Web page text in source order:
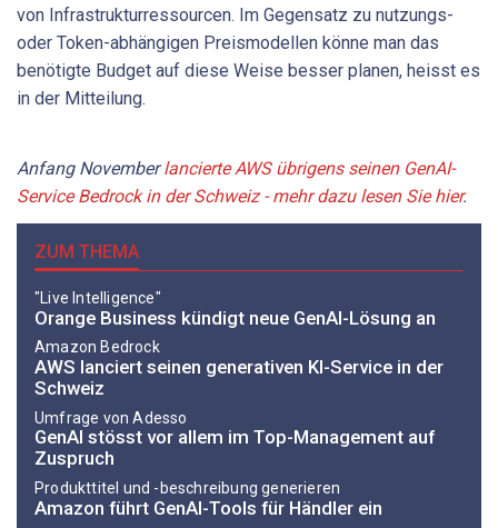
von Infrastrukturressourcen. Im Gegensatz zu nutzungs-
oder Token-abhängigen Preismodellen könne man das
benötigte Budget auf diese Weise besser planen, heisst es
in der Mitteilung.
Anfang Novemberlancierte AWS übrigens seinen GenAI-
Service Bedrock in der Schweiz - mehr dazu lesen Sie hier.
ZUM THEMA
"Live Intelligence"
Orange Business kündigt neue GenAI-Lösung an
Amazon Bedrock
AWS lanciert seinen generativen KI-Service in der
Schweiz
Umfrage von Adesso
GenAI stösst vor allem im Top-Management auf
Zuspruch
Produkttitel und -beschreibung generieren
Amazon führt GenAI-Tools für Händler ein